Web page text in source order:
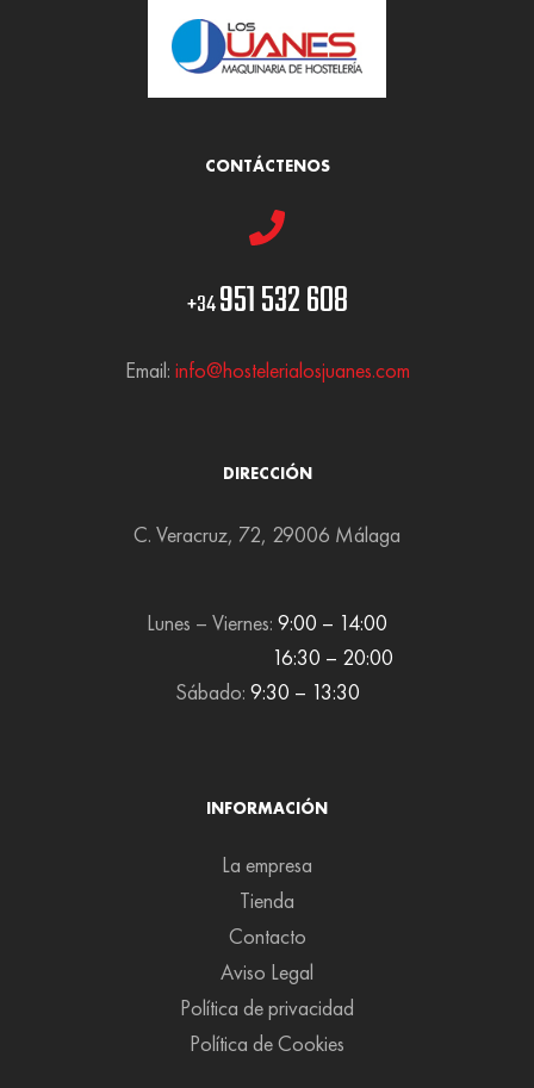
CONTÁCTENOS
+34951 532 608
Email: info@hostelerialosjuanes.com
DIRECCIÓN
C. Veracruz, 72, 29006 Málaga
Lunes – Viernes: 9:00 – 14:00
16:30 – 20:00
Sábado: 9:30 – 13:30
INFORMACIÓN
La empresa
Tienda
Contacto
Aviso Legal
Política de privacidad
Política de Cookies